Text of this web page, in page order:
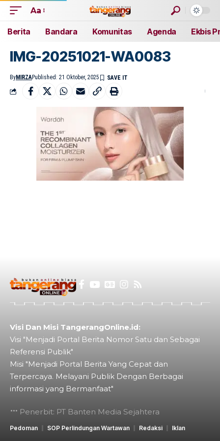
Aa
Berita Bandara Komunitas Agenda Ekbis
IMG-20251021-WA0083
ByMIRZAPublished: 21 Oktober, 2025
Visi Dan Misi TangerangOnline.id:
Visi "Menjadi Portal Berita Nomor Satu dan Sebagai
Referensi Publik"
Misi "Menjadi Portal Berita Yang Cepat dan
Terpercaya. Melayani Publik Dengan Berbagai
informasi yang Bermanfaat"
Penerbit: PT Banten Media Sejahtera
Pedoman SOP Perlindungan Wartawan Redaksi Iklan